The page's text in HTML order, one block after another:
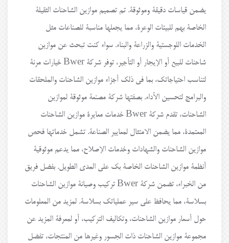
يضمن قياسات دقيقة وموثوقة. تم تصميم موازين الشاحنات الثقيلة
الخاصة بهم للبيئات الوعرة، مما يجعلها مناسبة للصناعات مثل
الخدمات اللوجستية والزراعة والبناء. سواء كنت تبحث عن موازين
شاحنات للبيع أو الإيجار أو التأجير، توفر شركة Bwer خيارات مرنة
لتناسب احتياجاتك، بما في ذلك أجزاء موازين الشاحنات والملحقات
والبرامج لتحسين الأداء. بصفتها شركة مصنعة موثوقة لموازين
الشاحنات، تقدم شركة Bwer خدمات معايرة موازين الشاحنات
المعتمدة، مما يضمن الامتثال لمعايير الصناعة. تشمل خدماتها فحص
موازين الشاحنات والشهادات وخدمات الإصلاح، مما يدعم موثوقية
أنظمة موازين الشاحنات الخاصة بك على المدى الطويل. بفضل فريق
من الخبراء، تضمن شركة Bwer تركيب وصيانة موازين الشاحنات
بسلاسة، مما يحافظ على سير عملياتك بسلاسة. لمزيد من المعلومات
حول أسعار موازين الشاحنات، وتكاليف التركيب، أو لمعرفة المزيد عن
مجموعة موازين الشاحنات ذات الجسور وغيرها من المنتجات، تفضل